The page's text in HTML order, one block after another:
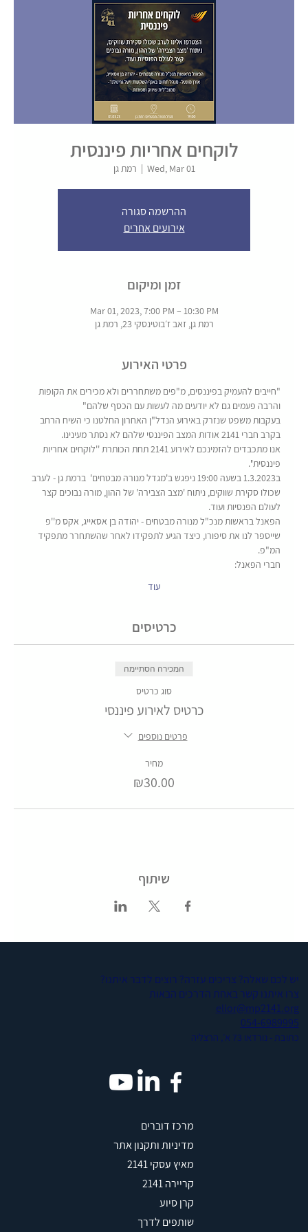
לוקחים אחריות פיננסית
Wed, Mar 01
  |
רמת גן
ההרשמה סגורה
אירועים אחרים
זמן ומיקום
Mar 01, 2023, 7:00 PM – 10:30 PM
רמת גן, זאב ז׳בוטינסקי 23, רמת גן
פרטי האירוע
"חייבים להעמיק בפיננסים, מ"פים משתחררים ולא מכירים את הקופות
והרבה פעמים גם לא יודעים מה לעשות עם הכסף שלהם"
בעקבות משפט שנזרק באירוע הנדל"ן האחרון החלטנו כי השיח הרחב
בקרב חברי 2141 אודות המצב הפיננסי שלהם לא נסתר מעינינו.
אנו מתכבדים להזמינכם לאירוע 2141 תחת הכותרת ''לוקחים אחריות
פיננסית''.
ב1.3.2023 בשעה 19:00 ניפגש ב'מגדל מנורה מבטחים'  ברמת גן - לערב
שכולו סקירת שווקים, ניתוח 'מצב הצבירה' של ההון, מורה נבוכים קצר
לעולם הפנסיות ועוד.
הפאנל בראשות מנכ"ל מנורה מבטחים - יהודה בן אסאייג, אקס מ''פ
שייספר לנו את סיפורו, כיצד הגיע לתפקידו לאחר שהשתחרר מתפקיד
המ"פ.
חברי הפאנל:
עוד
כרטיסים
המכירה הסתיימה
סוג כרטיס
כרטיס לאירוע פיננסי
פרטים נוספים
מחיר
₪30.00
שיתוף
יש לכם שאלה? צריכים עזרה? רוצים לדבר איתנו?
צרו איתנו קשר באחת הדרכים הבאות
elior@mp2141.org
054-6989995
כתובת - נורדאו 73 א׳, הרצליה
מרכז דוברים
מדיניות ותקנון אתר
מאיץ עסקי 2141
קריירה 2141
קרן סיוע
שותפים לדרך